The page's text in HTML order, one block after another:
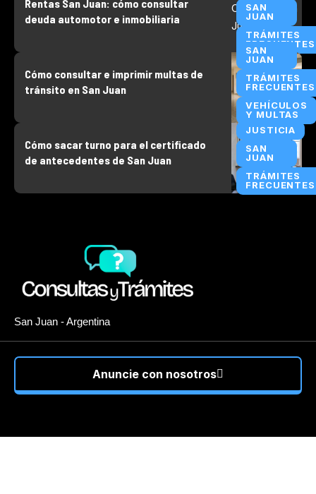
SAN
JUAN
TRÁMITES
FRECUENTES
Rentas San Juan: cómo consultar
deuda automotor e inmobiliaria
SAN
JUAN
TRÁMITES
FRECUENTES
VEHÍCULOS
Y MULTAS
Cómo consultar e imprimir multas de
tránsito en San Juan
JUSTICIA
SAN
JUAN
TRÁMITES
FRECUENTES
Cómo sacar turno para el certificado
de antecedentes de San Juan
San Juan - Argentina
Anuncie con nosotros